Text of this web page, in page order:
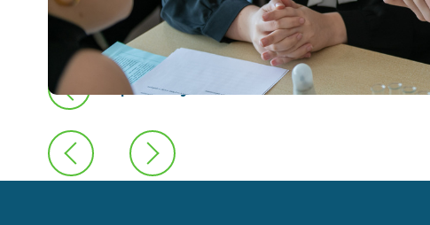
предыдущая новость